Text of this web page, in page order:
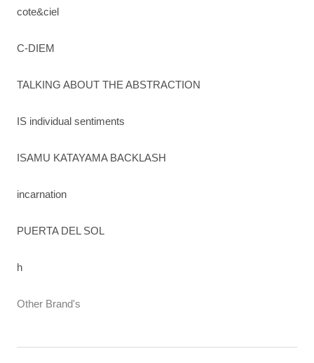
cote&ciel
C-DIEM
TALKING ABOUT THE ABSTRACTION
IS individual sentiments
ISAMU KATAYAMA BACKLASH
incarnation
PUERTA DEL SOL
h
Other Brand's